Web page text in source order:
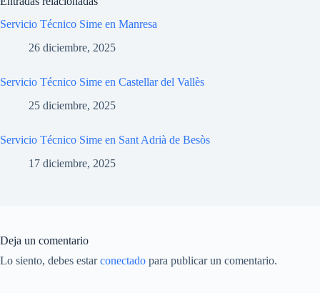
Servicio Técnico Sime en Manresa
26 diciembre, 2025
Servicio Técnico Sime en Castellar del Vallès
25 diciembre, 2025
Servicio Técnico Sime en Sant Adrià de Besòs
17 diciembre, 2025
Deja un comentario
Lo siento, debes estarconectado para publicar un comentario.